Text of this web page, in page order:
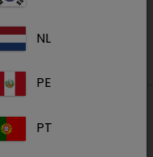
NL
PE
PT